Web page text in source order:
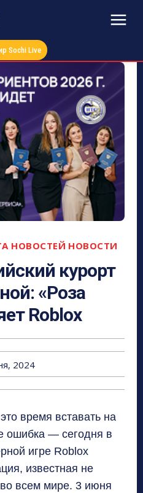
Sochi Live
НОВОСТЕЙ НОВОСТИ
курорт
«Роза
Roblox
2024
это время вставать на
ошибка — сегодня в
игре Roblox
, известная не
всем мире. 3 июня